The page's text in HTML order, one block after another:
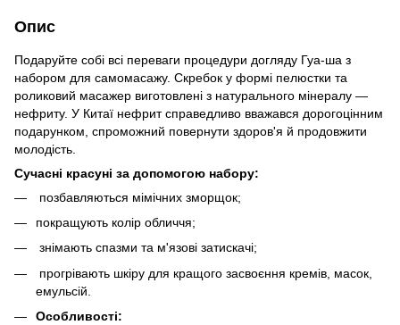
Опис
Подаруйте собі всі переваги процедури догляду Гуа-ша з
набором для самомасажу. Скребок у формі пелюстки та
роликовий масажер виготовлені з натурального мінералу —
нефриту. У Китаї нефрит справедливо вважався дорогоцінним
подарунком, спроможний повернути здоров'я й продовжити
молодість.
Сучасні красуні за допомогою набору:
позбавляються мімічних зморщок;
покращують колір обличчя;
знімають спазми та м'язові затискачі;
прогрівають шкіру для кращого засвоєння кремів, масок,
емульсій.
Особливості: